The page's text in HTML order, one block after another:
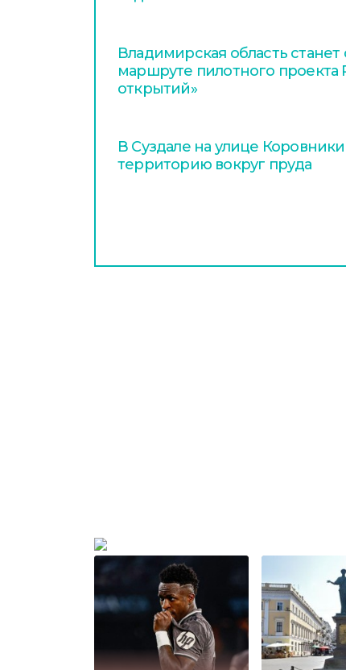
Владимирская область
маршруте пилотного
открытий»
В Суздале на улице
территорию вокруг пруда